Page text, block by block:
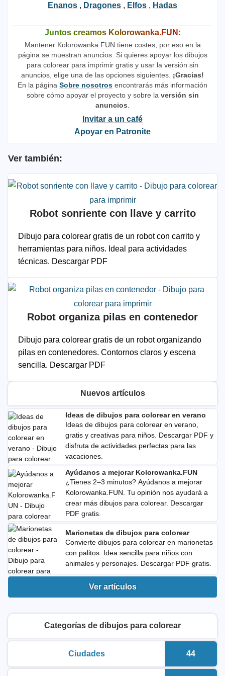
Enanos , Dragones , Elfos , Hadas
Juntos creamos Kolorowanka.FUN:
Mantener Kolorowanka.FUN tiene costes, por eso en la
página se muestran anuncios. Si quieres apoyar los dibujos
para colorear para imprimir gratis y usar la versión sin
anuncios, elige una de las opciones siguientes. ¡Gracias!
En la página Sobre nosotros encontrarás más información
sobre cómo apoyar el proyecto y sobre la versión sin
anuncios
Invitar a un café
Apoyar en Patronite
Ver también:
Robot sonriente con llave y carrito
Dibujo para colorear gratis de un robot con carrito y
herramientas para niños. Ideal para actividades
técnicas. Descargar PDF
Robot organiza pilas en contenedor
Dibujo para colorear gratis de un robot organizando
pilas en contenedores. Contornos claros y escena
sencilla. Descargar PDF
Nuevos artículos
Ideas de dibujos para colorear en verano
Ideas de dibujos para colorear en verano,
gratis y creativas para niños. Descargar PDF y
disfruta de actividades perfectas para las
vacaciones.
Ayúdanos a mejorar Kolorowanka.FUN
¿Tienes 2–3 minutos? Ayúdanos a mejorar
Kolorowanka.FUN. Tu opinión nos ayudará a
crear más dibujos para colorear. Descargar
PDF gratis.
Marionetas de dibujos para colorear
Convierte dibujos para colorear en marionetas
con palitos. Idea sencilla para niños con
animales y personajes. Descargar PDF gratis.
Ver artículos
Categorías de dibujos para colorear
Ciudades
dibujos para colorear para imprimirNúmero
44